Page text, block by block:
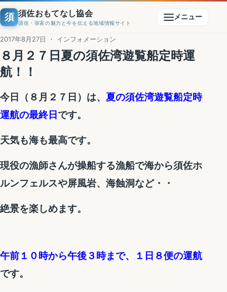
須 須佐おもてなし協会
須佐・弥富の魅力と今を伝える地域情報サイト
メニュー
2017年8月27日 ・ インフォメーション
８月２７日夏の須佐湾遊覧船定時運
航！！
今日（８月２７日）は、 夏の須佐湾遊覧船定時
運航の最終日 です。
天気も海も最高です。
現役の漁師さんが操船する漁船で海から須佐ホ
ルンフェルスや屏風岩、海蝕洞など・・
絶景を楽しめます。
午前１０時から午後３時まで、１日８便の運航
です。